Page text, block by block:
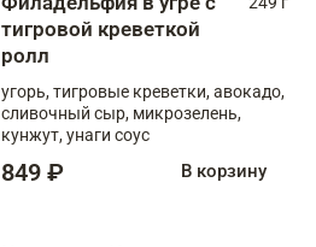
тигровой креветкой
ролл
угорь, тигровые креветки, авокадо,
сливочный сыр, микрозелень,
кунжут, унаги соус
849 ₽ В корзину